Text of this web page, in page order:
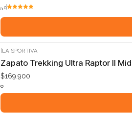
5.0
|LA SPORTIVA
Zapato Trekking Ultra Raptor II
$169.900